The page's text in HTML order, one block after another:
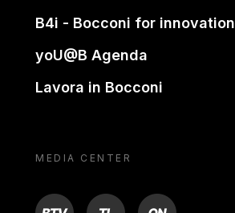
B4i - Bocconi for innovation
yoU@B Agenda
Lavora in Bocconi
MEDIA CENTER
BTV TL ON